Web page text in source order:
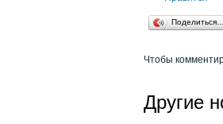
Поделиться…
Чтобы
Другие